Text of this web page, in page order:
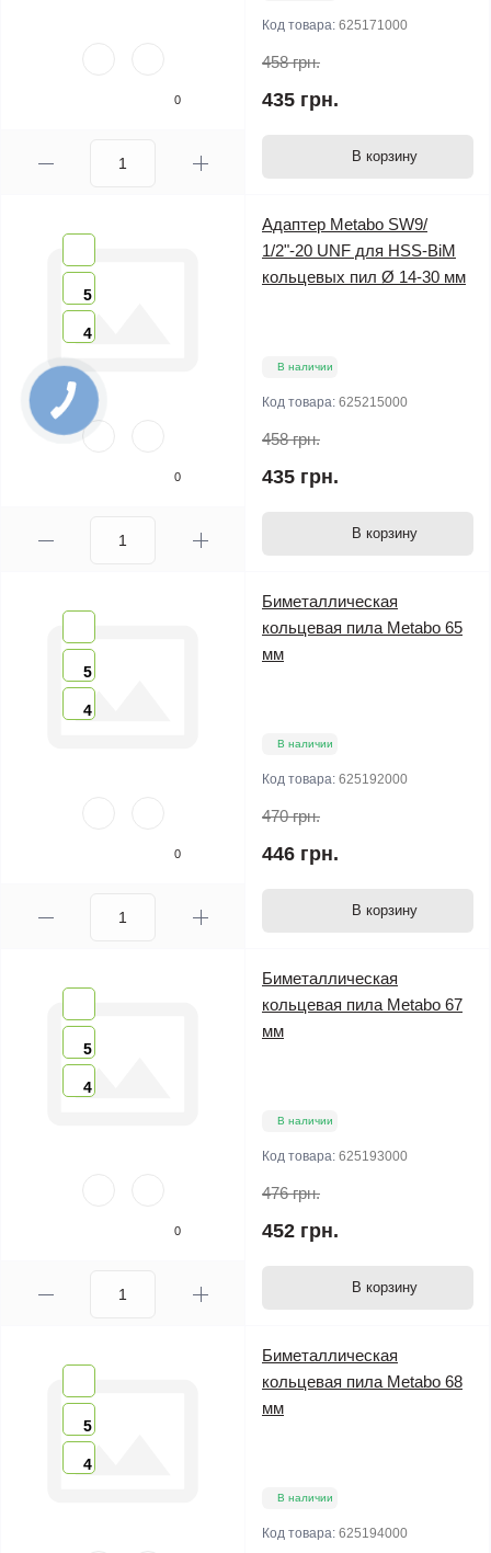
0
Код товара: 625171000
458 грн.
435 грн.
В корзину
5
4
0
Адаптер Metabo SW9/
1/2"-20 UNF для HSS-BiM
кольцевых пил Ø 14-30 мм
В наличии
Код товара: 625215000
458 грн.
435 грн.
В корзину
5
4
0
Биметаллическая
кольцевая пила Metabo 65
мм
В наличии
Код товара: 625192000
470 грн.
446 грн.
В корзину
5
4
0
Биметаллическая
кольцевая пила Metabo 67
мм
В наличии
Код товара: 625193000
476 грн.
452 грн.
В корзину
5
4
Биметаллическая
кольцевая пила Metabo 68
мм
В наличии
Код товара: 625194000